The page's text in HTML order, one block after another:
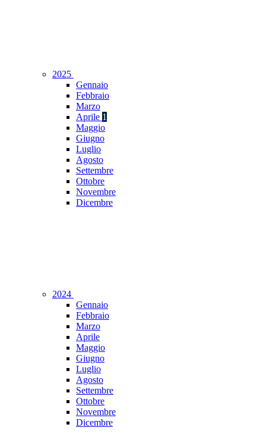
2025
Gennaio
Febbraio
Marzo
Aprile 1
Maggio
Giugno
Luglio
Agosto
Settembre
Ottobre
Novembre
Dicembre
2024
Gennaio
Febbraio
Marzo
Aprile
Maggio
Giugno
Luglio
Agosto
Settembre
Ottobre
Novembre
Dicembre